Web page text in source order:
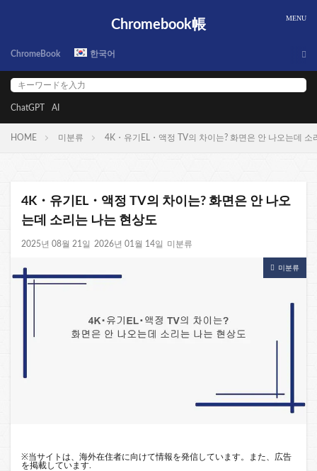
Chromebook帳
ChromeBook 한국어
ChatGPT AI
HOME 미분류 4K・유기EL・액정 TV의 차이는? 화면은 안 나오는데 소
4K・유기EL・액정 TV의 차이는? 화면은 안 나오
는데 소리는 나는 현상도
2025년 08월 21일 2026년 01월 14일 미분류
미분류
※当サイトは、海外在住者に向けて情報を発信しています。また、広告
を掲載しています.